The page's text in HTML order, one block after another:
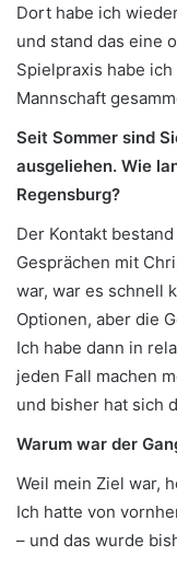
Dort habe ich
und stand das eine
Spielpraxis habe
Mannschaft
Seit Sommer sind
ausgeliehen. Wie
Regensburg?
Der Kontakt
Gesprächen mit
war, war es schnell
Optionen, aber die
Ich habe dann in
jeden Fall machen
und bisher hat sich
Warum war der
Weil mein Ziel war,
Ich hatte von
– und das wurde